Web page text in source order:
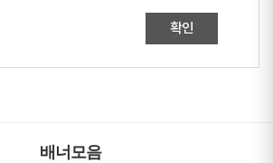
확인
배너모음